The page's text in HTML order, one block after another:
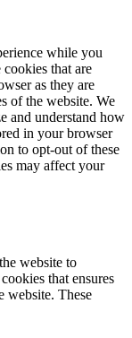
while you
that are
as they are
of the website. We
and understand how
in your browser
to opt-out of these
may affect your
website to
that ensures
website. These